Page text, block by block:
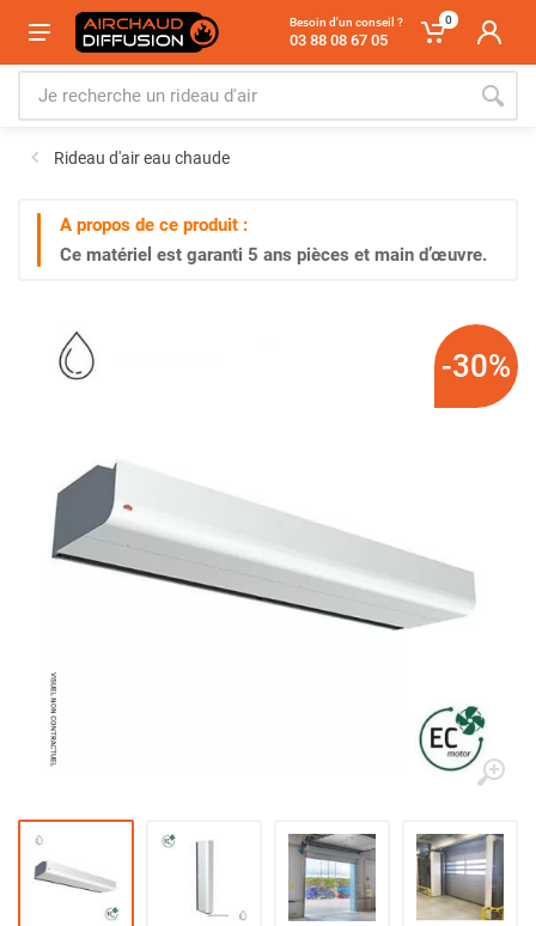
Besoin d'un conseil ?
03 88 08 67 05
0
Rideau d'air eau chaude
A propos de ce produit :
Ce matériel est garanti 5 ans pièces et main d’œuvre.
-30%